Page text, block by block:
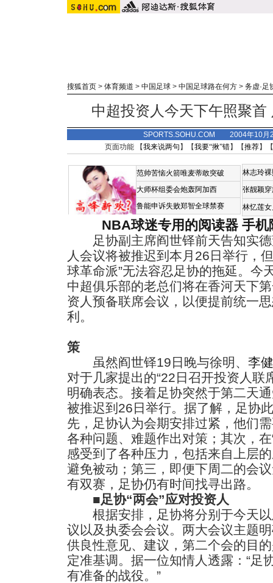
搜狐首页 > 体育频道 > 中国足球 > 中国足球路在何方 > 务虚·足
中超投资人今天下午照聚
SPORTS.SOHU.COM 2004年10月
页面功能 【我来说两句 】【我要“揪”错】【推荐】
范帅苦恼火箭唯麦蒂敢突破
大师杯组委会炮轰阿加西
鲁能申诉失败郑智全球禁赛
林志玲
张靓颖
林忆莲
NBA球迷专用的阅读器 手机
足协副主席阎世铎前天告知实德
人会议将被推迟到本月26日举行，
球革命派”无法容忍足协的拖延。今
中超俱乐部的老总们将在香河天下
资人预备联席会议，以便提前统一
利。
策
虽然阎世铎19日晚与徐明、 李健
对于几家提出的“22日召开投资人联
明确表态。接着足协突然于第二天
被推迟到26日举行。据了解，足协
先，足协认为会期安排过紧，他们
各种问题、难题作出对策；其次，
感受到了各种压力，包括来自上层
避免被动；第三，即便下周二的会
有双赛，足协仍有时间找寻出路。
■足协“两会”应对投资人
根据安排，足协将分别于今天以
议以及执委会会议。两大会议主题
供良性意见、建议，第二个会的目
定准基调。据一位知情人透露：“足
有准备的战役。”